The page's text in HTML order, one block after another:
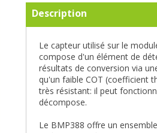
Description
Le capteur utilisé sur le
compose d'un élément de
résultats de conversion via
qu'un faible COT (coefficient
très résistant: il peut
décompose.
Le BMP388 offre un